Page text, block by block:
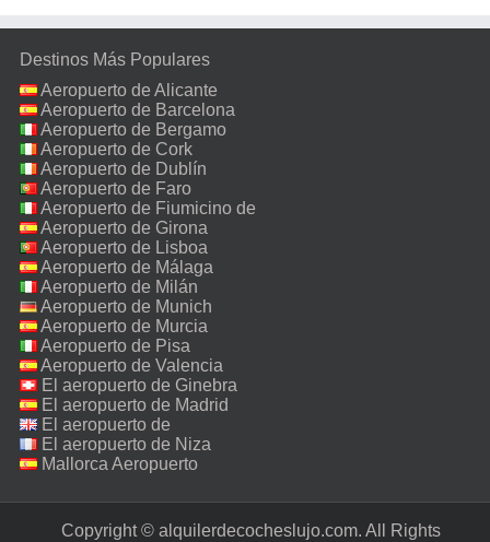
Destinos Más Populares
Aeropuerto de Alicante
Aeropuerto de Barcelona
Aeropuerto de Bergamo
Aeropuerto de Cork
Aeropuerto de Dublín
Aeropuerto de Faro
Aeropuerto de Fiumicino de
Roma
Aeropuerto de Girona
Aeropuerto de Lisboa
Aeropuerto de Málaga
Aeropuerto de Milán
Malpensa
Aeropuerto de Munich
Aeropuerto de Murcia
Aeropuerto de Pisa
Aeropuerto de Valencia
El aeropuerto de Ginebra
El aeropuerto de Madrid
El aeropuerto de
Manchester
El aeropuerto de Niza
Mallorca Aeropuerto
Copyright © alquilerdecocheslujo.com. All Rights